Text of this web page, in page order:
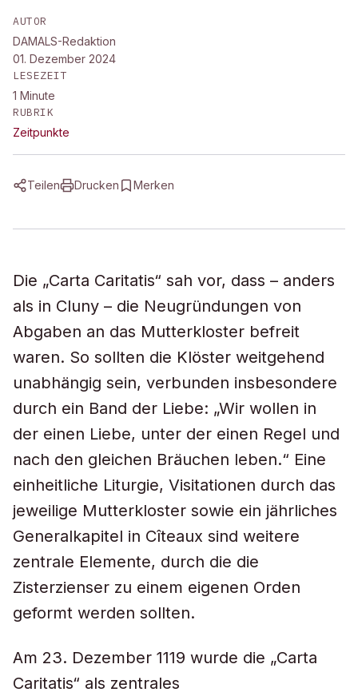
AUTOR
DAMALS-Redaktion
01. Dezember 2024
LESEZEIT
1 Minute
RUBRIK
Zeitpunkte
Teilen Drucken Merken
Die „Carta Caritatis“ sah vor, dass – anders
als in Cluny – die Neugründungen von
Abgaben an das Mutterkloster befreit
waren. So sollten die Klöster weitgehend
unabhängig sein, verbunden insbesondere
durch ein Band der Liebe: „Wir wollen in
der einen Liebe, unter der einen Regel und
nach den gleichen Bräuchen leben.“ Eine
einheitliche Liturgie, Visitationen durch das
jeweilige Mutterkloster sowie ein jährliches
Generalkapitel in Cîteaux sind weitere
zentrale Elemente, durch die die
Zisterzienser zu einem eigenen Orden
geformt werden sollten.
Am 23. Dezember 1119 wurde die „Carta
Caritatis“ als zentrales